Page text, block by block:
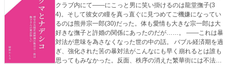
クラブ内にて――にこっと男に笑い掛けるのは龍堂撫子(3
4)。そして彼女の瞳を真っ直ぐに見つめてご機嫌になってい
るのは熊井宗一郎(30)だった。体も愛情も大きな宗一郎は大
好きな撫子と許婚の関係にあったのだが……。 ――これは暴
対法が意味を為さなくなった世の中の話。 バブル経済期を過
ぎ、強化された筈の暴対法がこんなにも早く崩れるとは誰も
思ってもみなかった。反面、秩序の消えた繁華街には不法滞